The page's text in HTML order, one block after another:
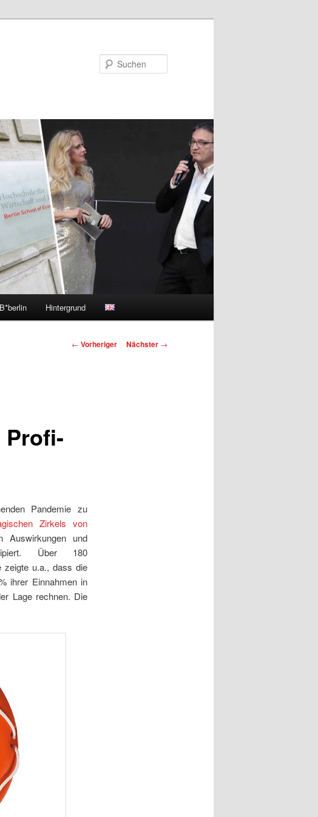
B*berlin Hintergrund
Beitragsnavigation
← Vorheriger Nächster →
Profi-
Pandemie zu
Zirkels von
und
Über 180
zeigte u.a., dass die
ihrer Einnahmen in
Lage rechnen. Die